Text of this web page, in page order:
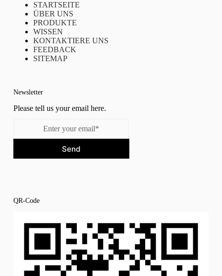
STARTSEITE
ÜBER UNS
PRODUKTE
WISSEN
KONTAKTIERE UNS
FEEDBACK
SITEMAP
Newsletter
Please tell us your email here.
Send
QR-Code